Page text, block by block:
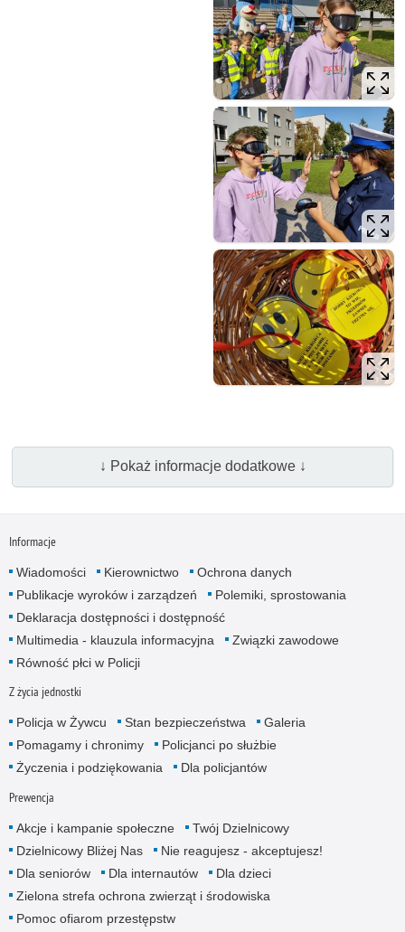
↓ Pokaż informacje dodatkowe ↓
Informacje
Wiadomości Kierownictwo
Ochrona danych
Publikacje wyroków i zarządzeń
Polemiki, sprostowania
Deklaracja dostępności i dostępność
Multimedia - klauzula informacyjna
Związki zawodowe
Równość płci w Policji
Z życia jednostki
Policja w Żywcu Stan bezpieczeństwa
Galeria
Pomagamy i chronimy
Policjanci po służbie
Życzenia i podziękowania
Dla policjantów
Prewencja
Akcje i kampanie społeczne
Twój Dzielnicowy
Dzielnicowy Bliżej Nas
Nie reagujesz - akceptujesz!
Dla seniorów
Dla internautów
Dla dzieci
Zielona strefa ochrona zwierząt i środowiska
Pomoc ofiarom przestępstw